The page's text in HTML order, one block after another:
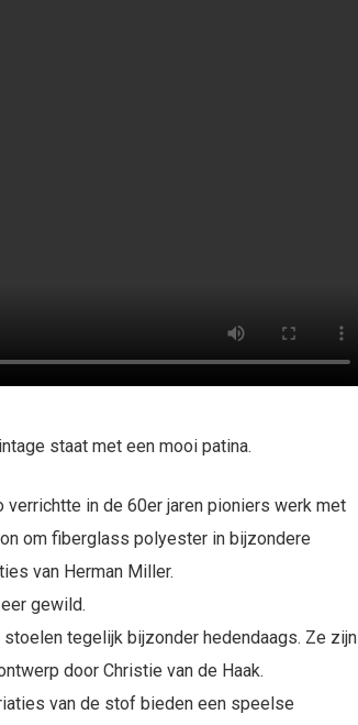
staat met een mooi patina.
verrichtte in de 60er jaren pioniers werk met
om fiberglass polyester in bijzondere
van Herman Miller.
gewild.
tegelijk bijzonder hedendaags. Ze zijn
door Christie van de Haak.
van de stof bieden een speelse